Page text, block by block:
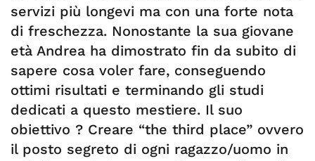
servizi più longevi ma con una forte nota
di freschezza. Nonostante la sua giovane
età Andrea ha dimostrato fin da subito di
sapere cosa voler fare, conseguendo
ottimi risultati e terminando gli studi
dedicati a questo mestiere. Il suo
obiettivo ? Creare “the third place” ovvero
il posto segreto di ogni ragazzo/uomo in